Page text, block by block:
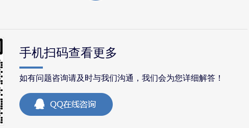
手机扫码查看更多
如有问题咨询请及时与我们沟通，我们会为您详细解答！